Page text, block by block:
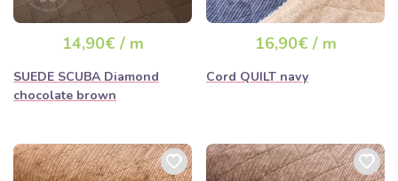
14,90€ / m
SUEDE SCUBA Diamond
chocolate brown
16,90€ / m
Cord QUILT navy